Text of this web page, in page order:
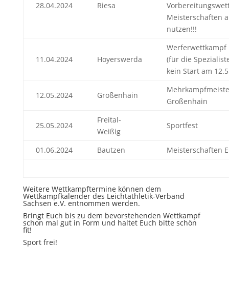
28.04.2024 Riesa
Meisterschaften
nutzen!!!
11.04.2024 Hoyerswerda
Werferwettkampf
(für die
kein Start am
12.05.2024 Großenhain
Großenhain
25.05.2024
Freital-
Weißig
Sportfest
01.06.2024 Bautzen Meisterschaften
Weitere Wettkampftermine können dem
Wettkampfkalenderdes Leichtathletik-Verband
Sachsen e.V. entnommen werden.
Bringt Euch bis zu dem bevorstehenden Wettkampf
schon mal gut in Form und haltet Euch bitte schön
fit!
Sport frei!